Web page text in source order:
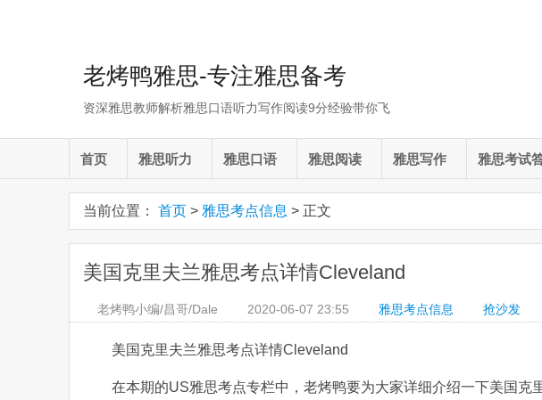
老烤鸭雅思-专注雅思备考
资深雅思教师解析雅思口语听力写作阅读9分经验带你飞
首页 雅思听力 雅思口语 雅思阅读 雅思写作 雅思考试
当前位置： 首页 > 雅思考点信息 > 正文
美国克里夫兰雅思考点详情Cleveland
老烤鸭小编/昌哥/Dale 2020-06-07 23:55 雅思考点信息 抢沙发
美国克里夫兰雅思考点详情Cleveland
在本期的US雅思考点专栏中，老烤鸭要为大家详细介绍一下美国克